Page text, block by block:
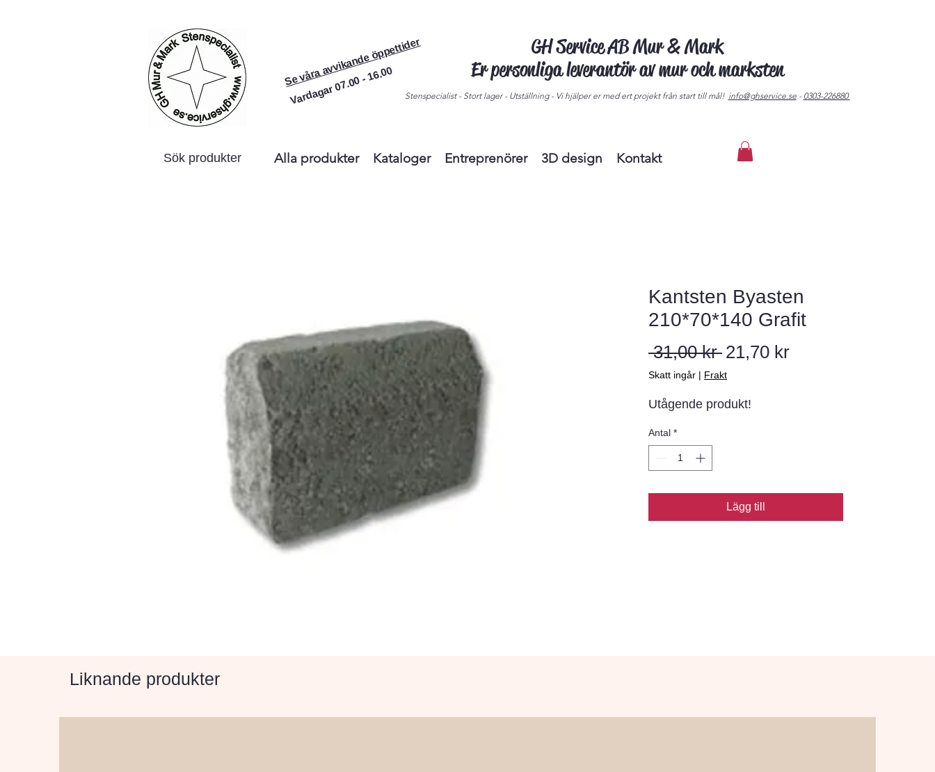
Se våra avvikande öppettider
Vardagar 07.00 - 16.00
GH Service AB Mur & Mark
Er personliga leverantör av mur och marksten
Stenspecialist - Stort lager - Utställning - Vi hjälper er med ert projekt från start till mål! info@ghservice.se- 0303-226880
Alla produkter Kataloger Entreprenörer 3D design Kontakt
Sök produkter
Kantsten Byasten
210*70*140 Grafit
31,00 kr Ordinarie pris
21,70 krReapris
Skatt ingår | Frakt
Utågende produkt!
Antal *
Lägg till
Liknande produkter